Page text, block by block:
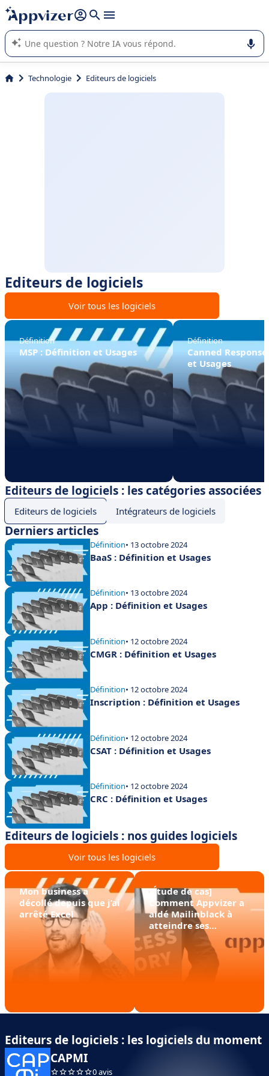
répondre (plusieurs lignes avec
L'IA de Appvizer vous guide dans l'utilisation ou la sélection de
logiciel SaaS en entreprise.
Technologie Editeurs de logiciels
Editeurs de logiciels
Voir tous les logiciels
Définition
MSP : Définition et Usages
Définition
Canned
et Usages
Editeurs de logiciels : les catégories associées
Editeurs de logiciels Intégrateurs de logiciels
Derniers articles
Définition• 13 octobre 2024
BaaS : Définition et Usages
Définition• 13 octobre 2024
App : Définition et Usages
Définition• 12 octobre 2024
CMGR : Définition et Usages
Définition• 12 octobre 2024
Inscription : Définition et Usages
Définition• 12 octobre 2024
CSAT : Définition et Usages
Définition• 12 octobre 2024
CRC : Définition et Usages
Editeurs de logiciels : nos guides logiciels
Voir tous les logiciels
Mon business a
décollé depuis que j’ai
arrêté Excel
[Étude de cas]
Comment Appvizer a
aidé Mailinblack à
atteindre ses
objectifs de
conversion
Editeurs de logiciels : les logiciels du moment
CAPMI
0 avis